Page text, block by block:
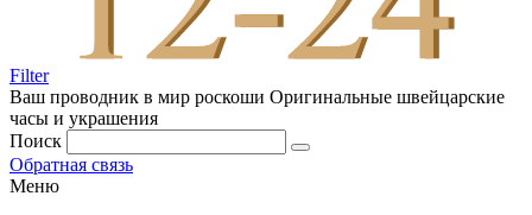
Filter
Ваш проводник в мир роскоши Оригинальные швейцарские
часы и украшения
Поиск
Обратная связь
Меню